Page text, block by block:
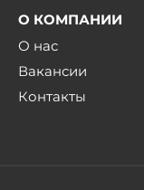
О КОМПАНИИ
О нас
Вакансии
Контакты